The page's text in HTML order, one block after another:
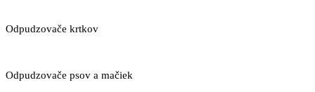
Odpudzovače krtkov
Odpudzovače psov a mačiek